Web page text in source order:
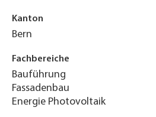
Kanton
Bern
Fachbereiche
Bauführung
Fassadenbau
Energie Photovoltaik